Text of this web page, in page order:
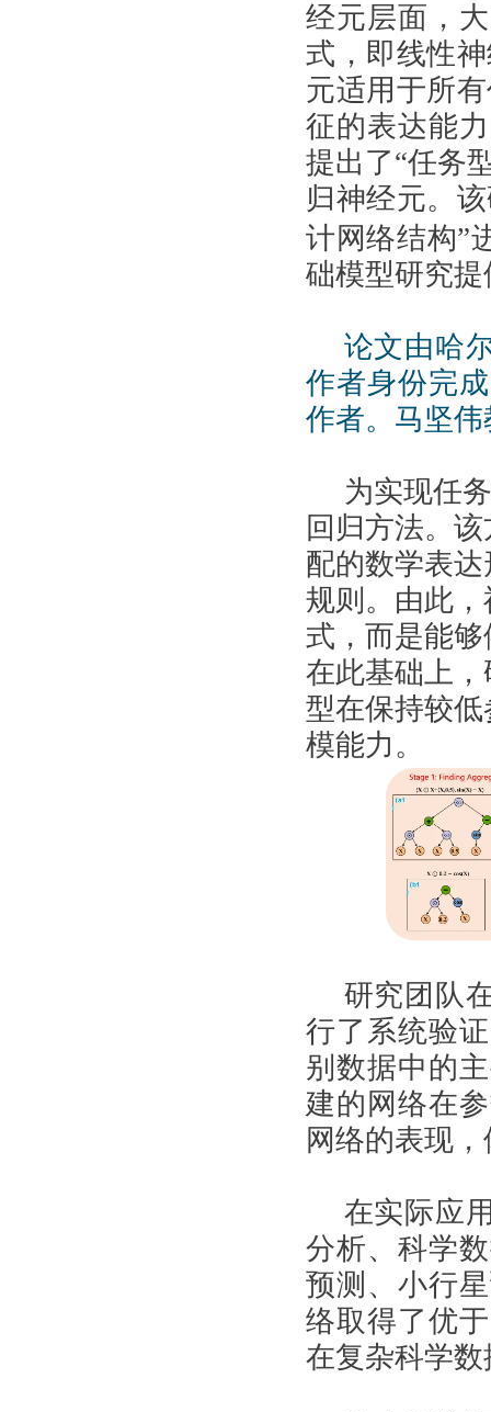
经元层面，
式，即线性
元适用于所
征的表达能
提出了“任务
归神经元。
计网络结构”
础模型研究
论文由哈
作者身份完
作者。马坚
为实现任
回归方法。
配的数学表
规则。由此
式，而是能
在此基础上
型在保持较
模能力。
研究团队
行了系统验
别数据中的
建的网络在
网络的表现
在实际应
分析、科学
预测、小行
络取得了优
在复杂科学